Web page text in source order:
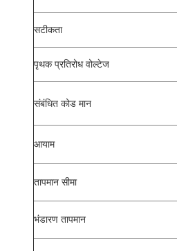
सटीकता
पृथक प्रतिरोध वोल्टेज
संबंधित कोड मान
आयाम
तापमान सीमा
भंडारण तापमान